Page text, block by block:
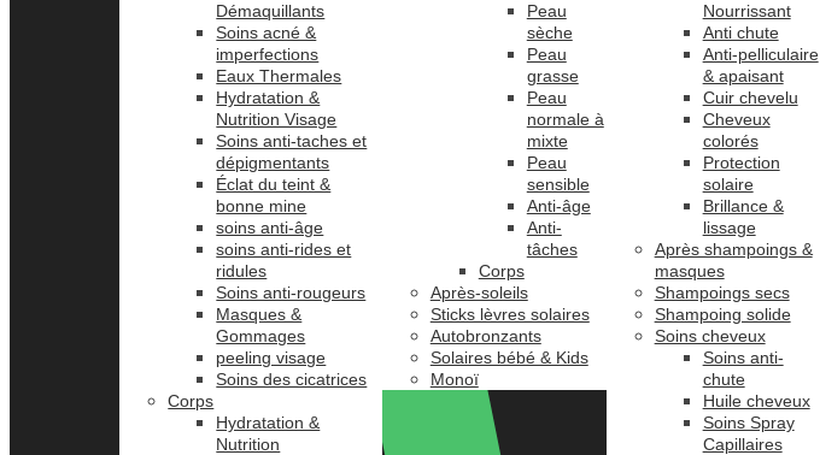
Démaquillants
Soins acné &
imperfections
Eaux Thermales
Hydratation &
Nutrition Visage
Soins anti-taches et
dépigmentants
Éclat du teint &
bonne mine
soins anti-âge
soins anti-rides et
ridules
Soins anti-rougeurs
Masques &
Gommages
peeling visage
Soins des cicatrices
Corps
Hydratation &
Nutrition
Peau
sèche
Peau
grasse
Peau
normale à
mixte
Peau
sensible
Anti-âge
Anti-
tâches
Corps
Après-soleils
Sticks lèvres solaires
Autobronzants
Solaires bébé & Kids
Monoï
Nourrissant
Anti chute
Anti-pelliculaire
& apaisant
Cuir chevelu
Cheveux
colorés
Protection
solaire
Brillance &
lissage
Après shampoings &
masques
Shampoings secs
Shampoing solide
Soins cheveux
Soins anti-
chute
Huile cheveux
Soins Spray
Capillaires